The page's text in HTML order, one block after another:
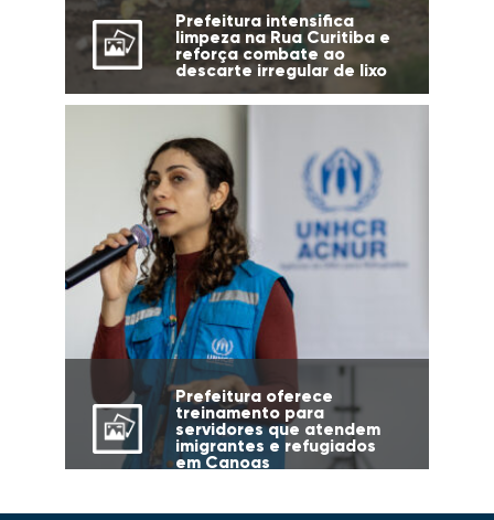
Prefeitura intensifica
limpeza na Rua Curitiba e
reforça combate ao
descarte irregular de lixo
Prefeitura oferece
treinamento para
servidores que atendem
imigrantes e refugiados
em Canoas